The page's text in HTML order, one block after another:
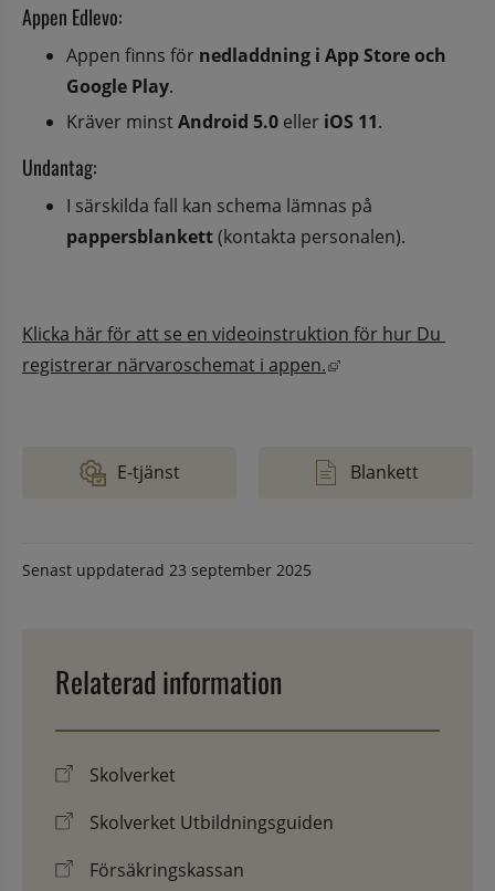
Appen Edlevo:
Appen finns för nedladdning i App Store och
Google Play.
Kräver minst Android 5.0 eller iOS 11.
Undantag:
pappersblankett (kontakta personalen).
Klicka här för att se en videoinstruktion för hur Du
registrerar närvaroschemat i appen. Länk till annan
E-tjänst Blankett
Senast uppdaterad 23 september 2025
Relaterad information
Skolverket
Skolverket Utbildningsguiden
Försäkringskassan